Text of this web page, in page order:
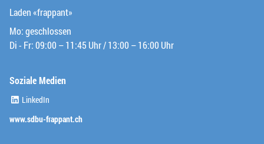
Laden «frappant»
Mo: geschlossen
Di - Fr: 09:00 – 11:45 Uhr / 13:00 – 16:00 Uhr
Soziale Medien
LinkedIn
www.sdbu-frappant.ch